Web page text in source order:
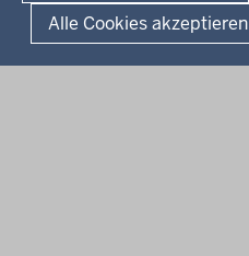
Alle Cookies akzeptieren